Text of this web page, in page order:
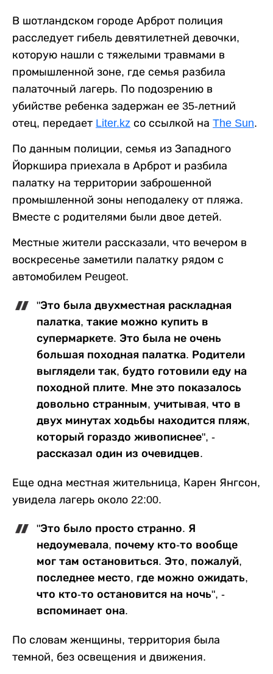
В шотландском городе Арброт полиция
расследует гибель девятилетней девочки,
которую нашли с тяжелыми травмами в
промышленной зоне, где семья разбила
палаточный лагерь. По подозрению в
убийстве ребенка задержан ее 35-летний
отец, передает Liter.kz со ссылкой на The Sun.
По данным полиции, семья из Западного
Йоркшира приехала в Арброт и разбила
палатку на территории заброшенной
промышленной зоны неподалеку от пляжа.
Вместе с родителями были двое детей.
Местные жители рассказали, что вечером в
воскресенье заметили палатку рядом с
автомобилем Peugeot.
"Это была двухместная раскладная
палатка, такие можно купить в
супермаркете. Это была не очень
большая походная палатка. Родители
выглядели так, будто готовили еду на
походной плите. Мне это показалось
довольно странным, учитывая, что в
двух минутах ходьбы находится пляж,
который гораздо живописнее", -
рассказал один из очевидцев.
Еще одна местная жительница, Карен Янгсон,
увидела лагерь около 22:00.
"Это было просто странно. Я
недоумевала, почему кто-то вообще
мог там остановиться. Это, пожалуй,
последнее место, где можно ожидать,
что кто-то остановится на ночь", -
вспоминает она.
По словам женщины, территория была
темной, без освещения и движения.